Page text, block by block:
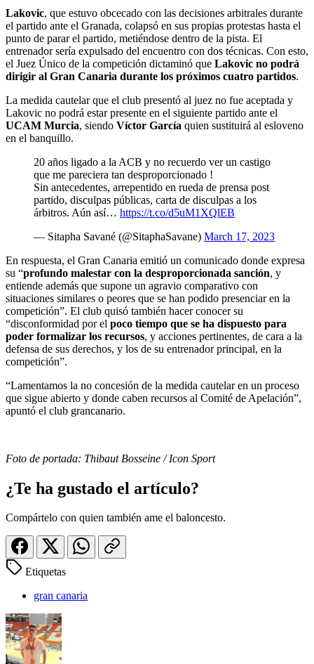
Lakovic, que estuvo obcecado con las decisiones arbitrales durante
el partido ante el Granada, colapsó en sus propias protestas hasta el
punto de parar el partido, metiéndose dentro de la pista. El
entrenador sería expulsado del encuentro con dos técnicas. Con esto,
el Juez Único de la competición dictaminó que Lakovic no podrá
dirigir al Gran Canaria durante los próximos cuatro partidos.
La medida cautelar que el club presentó al juez no fue aceptada y
Lakovic no podrá estar presente en el siguiente partido ante el
UCAM Murcia, siendo Víctor García quien sustituirá al esloveno
en el banquillo.
20 años ligado a la ACB y no recuerdo ver un castigo
que me pareciera tan desproporcionado !
Sin antecedentes, arrepentido en rueda de prensa post
partido, disculpas públicas, carta de disculpas a los
árbitros. Aún así… https://t.co/d5uM1XQlEB
— Sitapha Savané (@SitaphaSavane) March 17, 2023
En respuesta, el Gran Canaria emitió un comunicado donde expresa
su “profundo malestar con la desproporcionada sanción, y
entiende además que supone un agravio comparativo con
situaciones similares o peores que se han podido presenciar en la
competición”. El club quisó también hacer conocer su
“disconformidad por el poco tiempo que se ha dispuesto para
poder formalizar los recursos, y acciones pertinentes, de cara a la
defensa de sus derechos, y los de su entrenador principal, en la
competición”.
“Lamentamos la no concesión de la medida cautelar en un proceso
que sigue abierto y donde caben recursos al Comité de Apelación”,
apuntó el club grancanario.
Foto de portada: Thibaut Bosseine / Icon Sport
¿Te ha gustado el artículo?
Compártelo con quien también ame el baloncesto.
Etiquetas
gran canaria